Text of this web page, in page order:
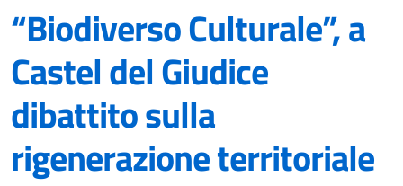
“Biodiverso Culturale”, a
Castel del Giudice
dibattito sulla
rigenerazione territoriale